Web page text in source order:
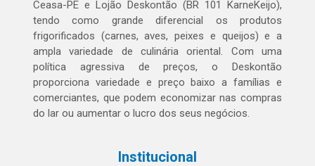
Ceasa-PE e Lojão Deskontão (BR 101 KarneKeijo),
tendo como grande diferencial os produtos
frigorificados (carnes, aves, peixes e queijos) e a
ampla variedade de culinária oriental. Com uma
política agressiva de preços, o Deskontão
proporciona variedade e preço baixo a famílias e
comerciantes, que podem economizar nas compras
do lar ou aumentar o lucro dos seus negócios.
Institucional